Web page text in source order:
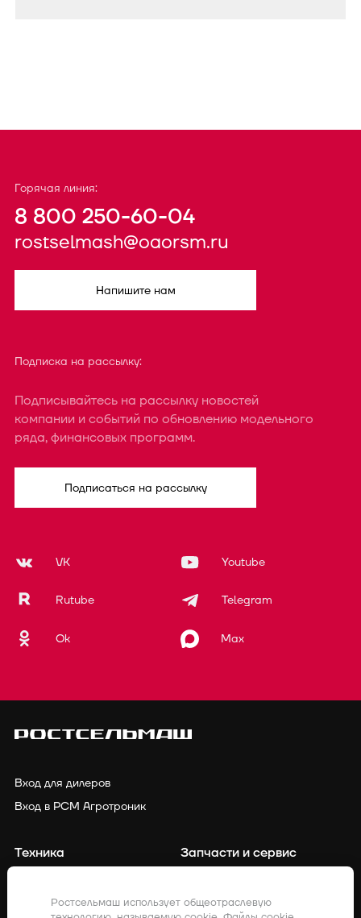
Горячая линия:
8 800 250-60-04
rostselmash@oaorsm.ru
Напишите нам
Подписка на рассылку:
Подписывайтесь на рассылку новостей
компании и событий по обновлению модельного
ряда, финансовых программ.
Подписаться на рассылку
VK Youtube
Rutube Telegram
Ok Max
Вход для дилеров
Вход в РСМ Агротроник
Техника
Запчасти и сервис
Ростсельмаш использует общеотраслевую